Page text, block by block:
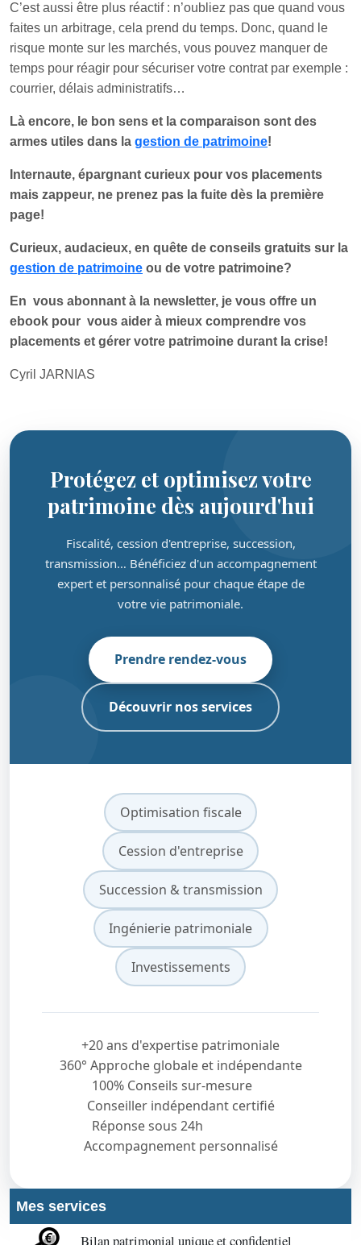
C’est aussi être plus réactif : n’oubliez pas que quand vous
faites un arbitrage, cela prend du temps. Donc, quand le
risque monte sur les marchés, vous pouvez manquer de
temps pour réagir pour sécuriser votre contrat par exemple :
courrier, délais administratifs…
Là encore, le bon sens et la comparaison sont des
armes utiles dans la gestion de patrimoine!
Internaute, épargnant curieux pour vos placements
mais zappeur, ne prenez pas la fuite dès la première
page!
Curieux, audacieux, en quête de conseils gratuits sur la
gestion de patrimoine ou de votre patrimoine?
En vous abonnant à la newsletter, je vous offre un
ebook pour vous aider à mieux comprendre vos
placements et gérer votre patrimoine durant la crise!
Cyril JARNIAS
Protégez et optimisez votre
patrimoine dès aujourd'hui
Fiscalité, cession d'entreprise, succession,
transmission… Bénéficiez d'un accompagnement
expert et personnalisé pour chaque étape de
votre vie patrimoniale.
Prendre rendez-vous
Découvrir nos services
Optimisation fiscale
Cession d'entreprise
Succession & transmission
Ingénierie patrimoniale
Investissements
+20 ans d'expertise patrimoniale
360° Approche globale et indépendante
100% Conseils sur-mesure
Conseiller indépendant certifié
Réponse sous 24h
Accompagnement personnalisé
Mes services
Bilan patrimonial unique et confidentiel